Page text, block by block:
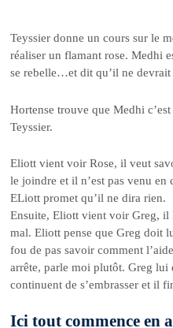
Teyssier donne un cours sur le
réaliser un flamant rose. Medhi
se rebelle…et dit qu’il ne devrait
Hortense trouve que Medhi
Teyssier.
Eliott vient voir Rose, il veut
le joindre et il n’est pas venu
ELiott promet qu’il ne dira rien.
Ensuite, Eliott vient voir Greg, il
mal. Eliott pense que Greg doit
fou de pas savoir comment
arrête, parle moi plutôt. Greg
continuent de s’embrasser et il
Ici tout commence en